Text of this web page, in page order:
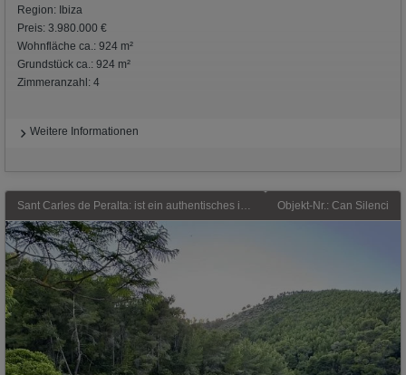
Region: Ibiza
Preis: 3.980.000 €
Wohnfläche ca.: 924 m²
Grundstück ca.: 924 m²
Zimmeranzahl: 4
Weitere Informationen
Sant Carles de Peralta: ist ein authentisches ibizenkisches Landgut, das zur Jahresmiete in der Gegend des Morna-Tals angeboten wird. Es gibt Orte, die beeindrucken. Und and Objekt-Nr.: Can Silenci